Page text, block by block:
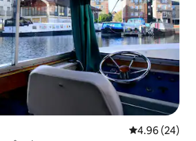
Calificación
4.96 (24)